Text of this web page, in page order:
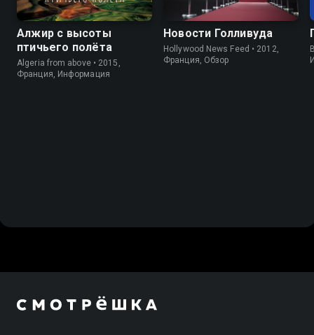
Алжир с высоты
птичьего полёта
Algeria from above • 2015,
Франция, Информация
Новости Голливуда
Hollywood News Feed • 2012,
Франция, Обзор